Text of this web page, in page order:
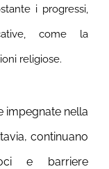
i progressi,
come la
religiose.
impegnate nella
continuano
e barriere